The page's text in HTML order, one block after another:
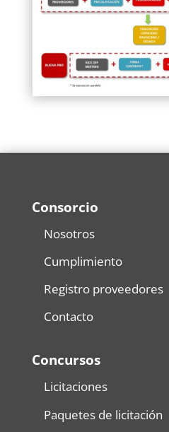
Consorcio
Nosotros
Cumplimiento
Registro proveedores
Contacto
Concursos
Licitaciones
Paquetes de licitación